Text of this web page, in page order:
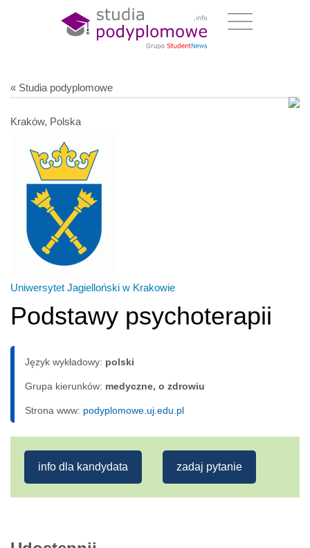
« Studia podyplomowe
Kraków, Polska
Uniwersytet Jagielloński w Krakowie
Podstawy psychoterapii
Język wykładowy: polski
Grupa kierunków: medyczne, o zdrowiu
Strona www: podyplomowe.uj.edu.pl
info dla kandydata zadaj pytanie